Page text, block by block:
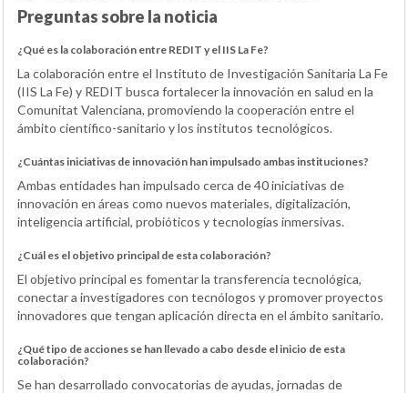
Preguntas sobre la noticia
¿Qué es la colaboración entre REDIT y el IIS La Fe?
La colaboración entre el Instituto de Investigación Sanitaria La Fe
(IIS La Fe) y REDIT busca fortalecer la innovación en salud en la
Comunitat Valenciana, promoviendo la cooperación entre el
ámbito científico-sanitario y los institutos tecnológicos.
¿Cuántas iniciativas de innovación han impulsado ambas instituciones?
Ambas entidades han impulsado cerca de 40 iniciativas de
innovación en áreas como nuevos materiales, digitalización,
inteligencia artificial, probióticos y tecnologías inmersivas.
¿Cuál es el objetivo principal de esta colaboración?
El objetivo principal es fomentar la transferencia tecnológica,
conectar a investigadores con tecnólogos y promover proyectos
innovadores que tengan aplicación directa en el ámbito sanitario.
¿Qué tipo de acciones se han llevado a cabo desde el inicio de esta
colaboración?
Se han desarrollado convocatorias de ayudas, jornadas de